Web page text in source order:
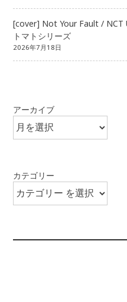
[cover] Not Your Fault / NCT
トマトシリーズ
2026年7月18日
アーカイブ
カテゴリー